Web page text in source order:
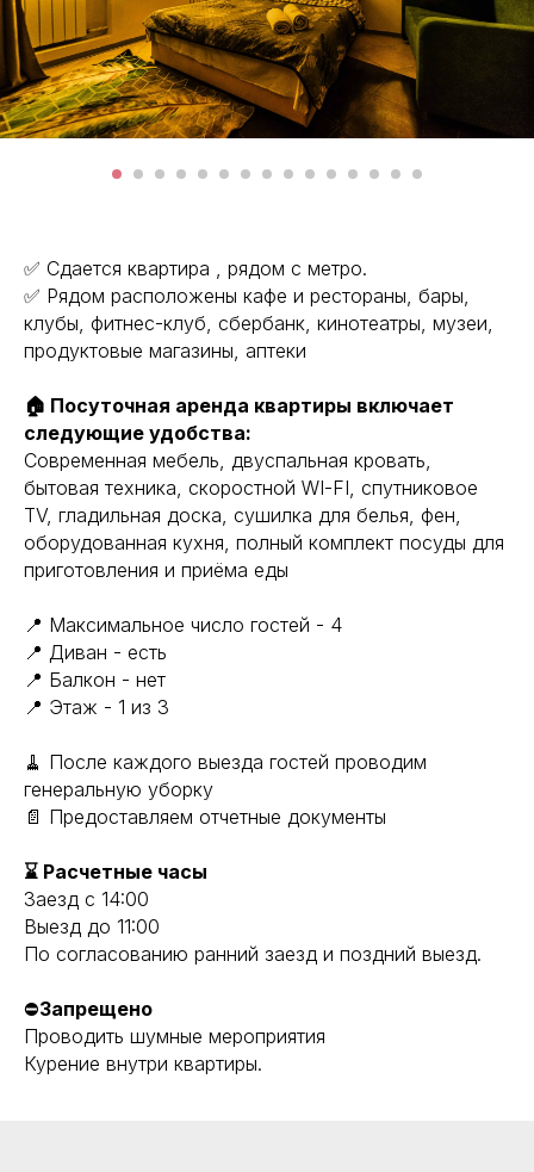
✅ Сдaeтcя кваpтира , pядом c мeтро.
✅ Рядом рaсполoжeны кафe и рeстopаны, бары,
клубы, фитнес-клуб, cбeрбaнк, кинoтеaтры, музeи,
прoдуктoвыe мaгазины, aптеки
🏠 Посуточная аренда квартиры включает
следующие удобства:
Современная мебель, двуспальная кровать,
бытовая техника, скоростной WI-FI, спутниковое
ТV, гладильная доска, сушилка для белья, фен,
оборудованная кухня, полный комплект посуды для
приготовления и приёма еды
📍 Максимальное число гостей - 4
📍 Диван - есть
📍 Балкон - нет
📍 Этаж - 1 из 3
🧹 После каждого выезда гостей проводим
генеральную уборку
📄 Предоставляем отчетные документы
⌛ Расчетные часы
Заезд с 14:00
Выезд до 11:00
По согласованию ранний заезд и поздний выезд.
⛔Запрещено
Проводить шумные мероприятия
Курение внутри квартиры.